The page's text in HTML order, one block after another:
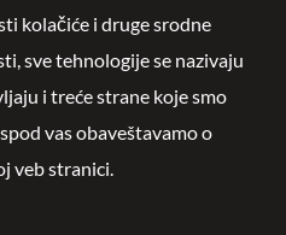
kolačiće i druge srodne
sve tehnologije se nazivaju
i treće strane koje smo
vas obaveštavamo o
veb stranici.